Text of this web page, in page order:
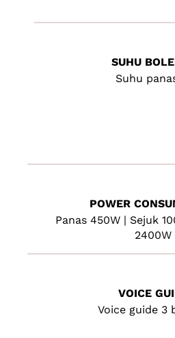
SUHU
Suhu
POWER
Panas 450W | Sejuk
2400W
VOICE
Voice guide 3